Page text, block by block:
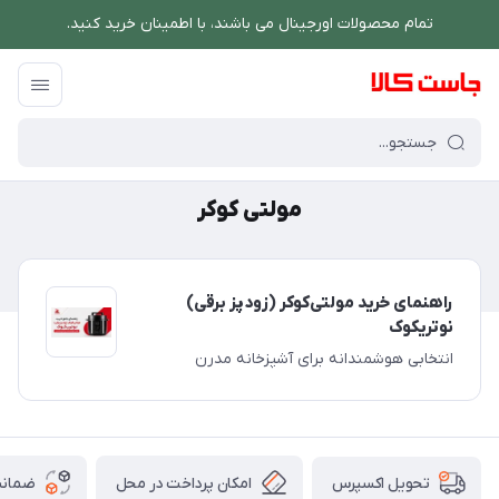
تمام محصولات اورجینال می باشند، با اطمینان خرید کنید.
فروشگاه اینترنتی جاست کالا
مولتی کوکر
راهنمای خرید مولتی‌کوکر (زودپز برقی)
نوتریکوک
انتخابی هوشمندانه برای آشپزخانه مدرن
تحویل اکسپرس امکان پرداخت در محل